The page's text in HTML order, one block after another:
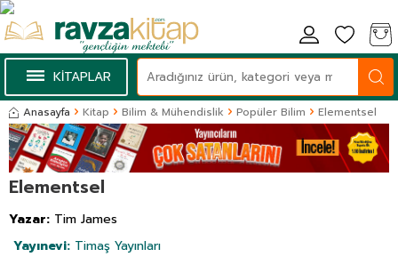
KİTAPLAR
Anasayfa Kitap Bilim & Mühendislik Popüler Bilim Elementsel
Elementsel
Yazar: Tim James
Yayınevi: Timaş Yayınları